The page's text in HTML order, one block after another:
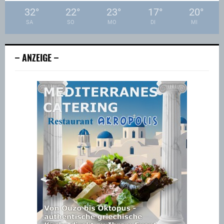
32°
SA
22°
SO
23°
MO
17°
DI
20°
MI
– ANZEIGE –